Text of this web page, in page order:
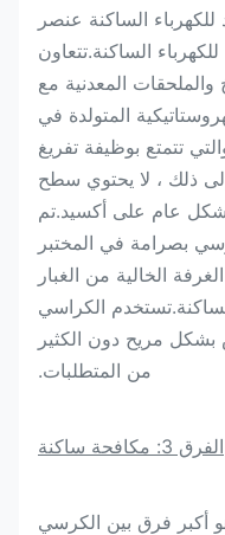
الساكنة عنصر
الساكنة.تتعاون
والملحقات المعدنية مع
المتولدة في
تتمتع بوظيفة تفريغ
ذلك ، لا يحتوي سطح
عام على أكسيد.تم
بصرامة في المختبر
الخالية من الغبار
الكراسي
بشكل مريح دون الكثير
من المتطلبات.
الفرق 3: مكافحة ساكنة
هو أكبر فرق بين الكرسي